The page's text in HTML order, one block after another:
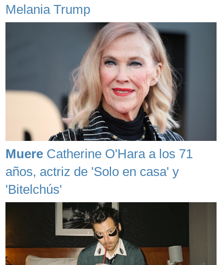
Melania Trump
Muere Catherine O'Hara a los 71
años, actriz de 'Solo en casa' y
'Bitelchús'